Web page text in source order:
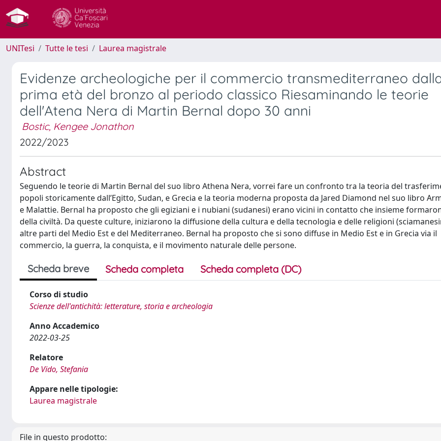
UNITesi Tutte le tesi Laurea magistrale
Evidenze archeologiche per il commercio transmediterraneo
prima età del bronzo al periodo classico Riesaminando le teorie
dell'Atena Nera di Martin Bernal dopo 30 anni
Bostic, Kengee Jonathon
2022/2023
Abstract
Seguendo le teorie di Martin Bernal del suo libro Athena Nera, vorrei fare un confronto tra la teoria del
popoli storicamente dall’Egitto, Sudan, e Grecia e la teoria moderna proposta da Jared Diamond nel suo libro
e Malattie. Bernal ha proposto che gli egiziani e i nubiani (sudanesi) erano vicini in contatto che insieme
della civiltà. Da queste culture, iniziarono la diffusione della cultura e della tecnologia e delle religioni
altre parti del Medio Est e del Mediterraneo. Bernal ha proposto che si sono diffuse in Medio Est e in Grecia via il
commercio, la guerra, la conquista, e il movimento naturale delle persone.
Scheda breve Scheda completa Scheda completa (DC)
Corso di studio
Scienze dell'antichità: letterature, storia e archeologia
Anno Accademico
2022-03-25
Relatore
De Vido, Stefania
Appare nelle tipologie:
Laurea magistrale
File in questo prodotto: